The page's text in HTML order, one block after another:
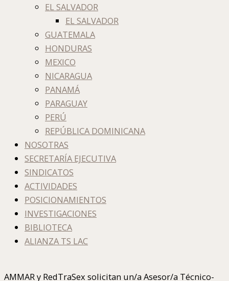
EL SALVADOR
EL SALVADOR
GUATEMALA
HONDURAS
MEXICO
NICARAGUA
PANAMÁ
PARAGUAY
PERÚ
REPÚBLICA DOMINICANA
NOSOTRAS
SECRETARÍA EJECUTIVA
SINDICATOS
ACTIVIDADES
POSICIONAMIENTOS
INVESTIGACIONES
BIBLIOTECA
ALIANZA TS LAC
AMMAR y RedTraSex solicitan un/a Asesor/a Técnico-